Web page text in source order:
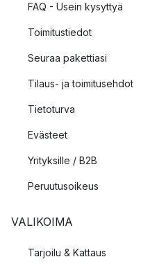
FAQ - Usein kysyttyä
Toimitustiedot
Seuraa pakettiasi
Tilaus- ja toimitusehdot
Tietoturva
Evästeet
Yrityksille / B2B
Peruutusoikeus
VALIKOIMA
Tarjoilu & Kattaus